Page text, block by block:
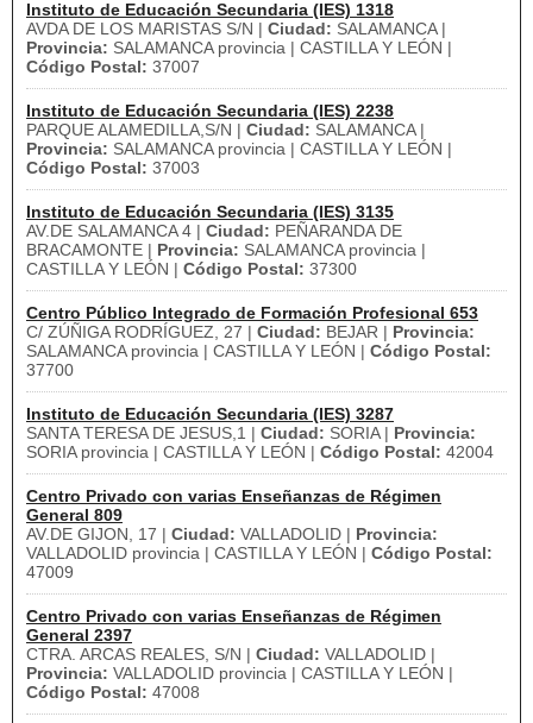
Instituto de Educación Secundaria (IES) 1318
AVDA DE LOS MARISTAS S/N | Ciudad: SALAMANCA |
Provincia: SALAMANCA provincia | CASTILLA Y LEÓN |
Código Postal: 37007
Instituto de Educación Secundaria (IES) 2238
PARQUE ALAMEDILLA,S/N | Ciudad: SALAMANCA |
Provincia: SALAMANCA provincia | CASTILLA Y LEÓN |
Código Postal: 37003
Instituto de Educación Secundaria (IES) 3135
AV.DE SALAMANCA 4 | Ciudad: PEÑARANDA DE
BRACAMONTE | Provincia: SALAMANCA provincia |
CASTILLA Y LEÓN | Código Postal: 37300
Centro Público Integrado de Formación Profesional 653
C/ ZÚÑIGA RODRÍGUEZ, 27 | Ciudad: BEJAR | Provincia:
SALAMANCA provincia | CASTILLA Y LEÓN | Código Postal:
37700
Instituto de Educación Secundaria (IES) 3287
SANTA TERESA DE JESUS,1 | Ciudad: SORIA | Provincia:
SORIA provincia | CASTILLA Y LEÓN | Código Postal: 42004
Centro Privado con varias Enseñanzas de Régimen
General 809
AV.DE GIJON, 17 | Ciudad: VALLADOLID | Provincia:
VALLADOLID provincia | CASTILLA Y LEÓN | Código Postal:
47009
Centro Privado con varias Enseñanzas de Régimen
General 2397
CTRA. ARCAS REALES, S/N | Ciudad: VALLADOLID |
Provincia: VALLADOLID provincia | CASTILLA Y LEÓN |
Código Postal: 47008